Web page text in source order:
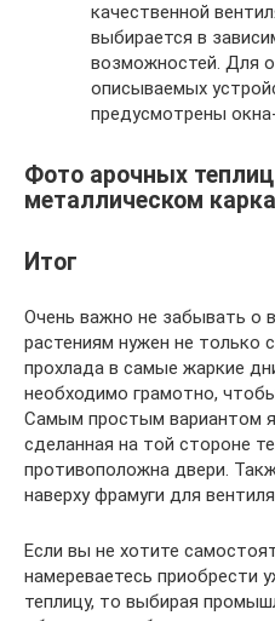
качественной
выбирается в
возможностей. Для
описываемых
предусмотрены
Фото арочных
металлическом
Итог
Очень важно не забывать о
растениям нужен не только
прохлада в самые жаркие
необходимо грамотно,
Самым простым вариантом
сделанная на той стороне
противоположна двери.
наверху фрамуги для
Если вы не хотите
намереваетесь приобрести
теплицу, то выбирая